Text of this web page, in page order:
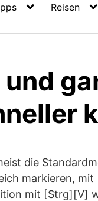
Reisen
die
markieren,
mit [Strg][V]